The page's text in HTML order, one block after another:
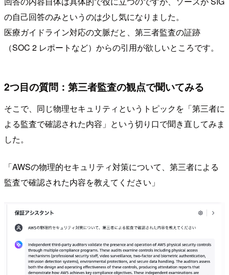
の自己回答のみというのは少し気になりました。
医療ガイドライン対応の文脈だと、第三者監査の証跡
（SOC 2 レポートなど）からの引用が欲しいところです。
2つ目の質問：第三者監査の観点で聞いてみる
そこで、同じ物理セキュリティというトピックを「第三者に
よる監査で確認された内容」という切り口で聞き直してみま
した。
「AWSの物理的セキュリティ対策について、第三者による
監査で確認された内容を教えてください」